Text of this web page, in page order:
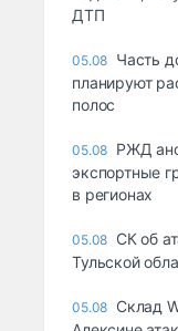
ДТП
05.08 Часть
планируют
полос
05.08 РЖД
экспортные
в регионах
05.08 СК об
Тульской
05.08 Склад